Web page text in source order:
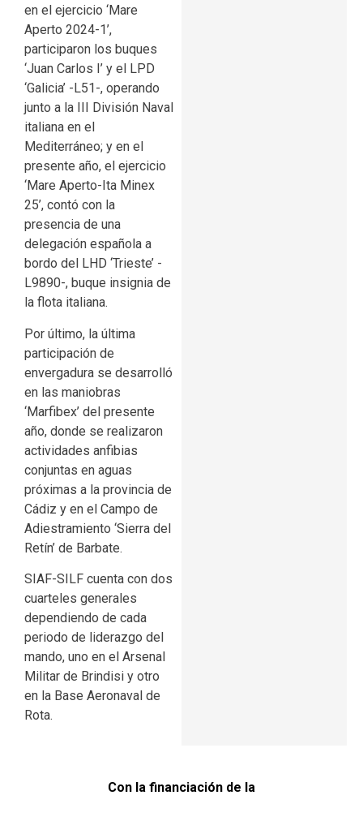
en el ejercicio ‘Mare
Aperto 2024-1’,
participaron los buques
‘Juan Carlos I’ y el LPD
‘Galicia’ -L51-, operando
junto a la III División Naval
italiana en el
Mediterráneo; y en el
presente año, el ejercicio
‘Mare Aperto-Ita Minex
25’, contó con la
presencia de una
delegación española a
bordo del LHD ‘Trieste’ -
L9890-, buque insignia de
la flota italiana.
Por último, la última
participación de
envergadura se desarrolló
en las maniobras
‘Marfibex’ del presente
año, donde se realizaron
actividades anfibias
conjuntas en aguas
próximas a la provincia de
Cádiz y en el Campo de
Adiestramiento ‘Sierra del
Retín’ de Barbate.
SIAF-SILF cuenta con dos
cuarteles generales
dependiendo de cada
periodo de liderazgo del
mando, uno en el Arsenal
Militar de Brindisi y otro
en la Base Aeronaval de
Rota.
Con la financiación de la